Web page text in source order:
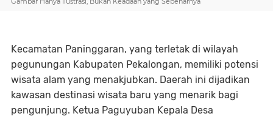
Kecamatan Paninggaran, yang terletak di wilayah
pegunungan Kabupaten Pekalongan, memiliki potensi
wisata alam yang menakjubkan. Daerah ini dijadikan
kawasan destinasi wisata baru yang menarik bagi
pengunjung. Ketua Paguyuban Kepala Desa